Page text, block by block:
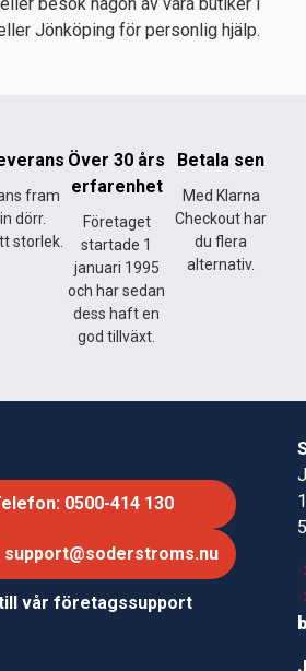
besök någon av våra butiker i
Jönköping för personlig hjälp.
fram
dörr.
storlek.
Över 30 års
erfarenhet
Företaget
startade 1
januari 1995
och har sedan
dess haft en
god tillväxt.
Betala sen
Med Klarna
Checkout har
du flera
alternativ.
0500-414 130
support@soderstroms.nu
vår företagssupport